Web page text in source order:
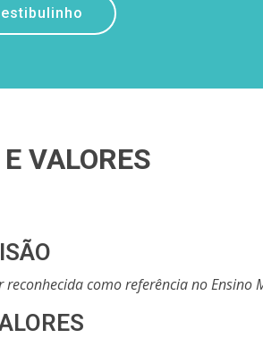
VALORES
reconhecida como referência no Ensino